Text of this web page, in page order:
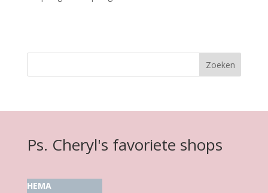
Ps. Cheryl's favoriete shops
HEMA